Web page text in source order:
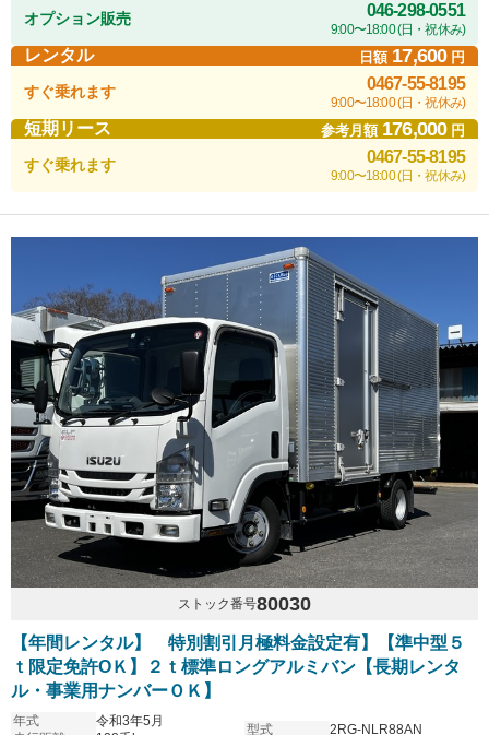
オプション販売 046-298-0551
9:00〜18:00 (日・祝休み)
レンタル 日額 17,600円
すぐ乗れます 0467-55-8195
9:00〜18:00 (日・祝休み)
短期リース 参考月額 176,000円
すぐ乗れます 0467-55-8195
9:00〜18:00 (日・祝休み)
ストック番号80030
【年間レンタル】 特別割引月極料金設定有】【準中型５
ｔ限定免許OＫ】２ｔ標準ロングアルミバン【長期レンタ
ル・事業用ナンバーＯＫ】
年式
令和3年5月
型式
2RG-NLR88AN